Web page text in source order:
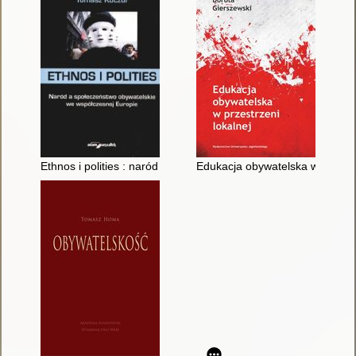
Ethnos i polities : naród a społeczeństwo obywatelskie we
Edukacja obywatelska w